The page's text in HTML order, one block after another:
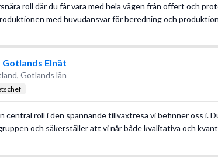
roll där du får vara med hela vägen från offert och
med huvudansvar för beredning och
Elnät
Gotlands län
central roll i den spännande tillväxtresa vi befinner oss i.
och säkerställer att vi når både kvalitativa och